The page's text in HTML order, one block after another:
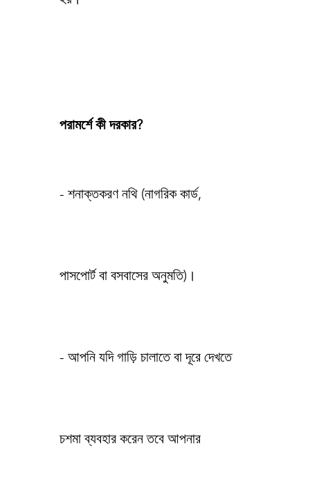
পরামর্শে কী দরকার?
- শনাক্তকরণ নথি (নাগরিক কার্ড,
পাসপোর্ট বা বসবাসের অনুমতি)।
- আপনি যদি গাড়ি চালাতে বা দূরে দেখতে
চশমা ব্যবহার করেন তবে আপনার